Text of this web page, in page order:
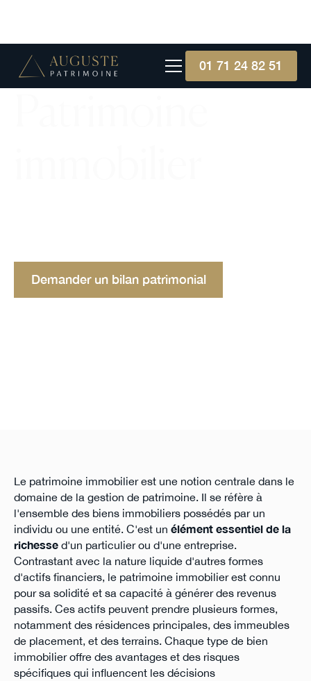
01 71 24 82 51
Demander un bilan patrimonial
Le patrimoine immobilier est une notion centrale dans le
domaine de la gestion de patrimoine. Il se réfère à
l'ensemble des biens immobiliers possédés par un
individu ou une entité. C'est un élément essentiel de la
richessed'un particulier ou d'une entreprise.
Contrastant avec la nature liquide d'autres formes
d'actifs financiers, le patrimoine immobilier est connu
pour sa solidité et sa capacité à générer des revenus
passifs. Ces actifs peuvent prendre plusieurs formes,
notamment des résidences principales, des immeubles
de placement, et des terrains. Chaque type de bien
immobilier offre des avantages et des risques
spécifiques qui influencent les décisions